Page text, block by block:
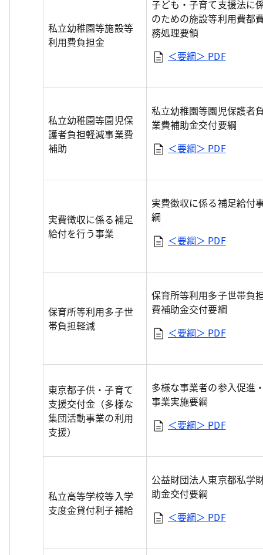
私立幼稚園等施設等
利用費負担金
子ども・子育て支援法に
のための施設等利用費都
務処理要領
＜要綱＞ PDF
私立幼稚園等園児保
護者負担軽減事業費
補助
私立幼稚園等園児保護者
業費補助金交付要綱
＜要綱＞ PDF
実費徴収に係る補足
給付を行う事業
実費徴収に係る補足給付
綱
＜要綱＞ PDF
保育所等利用多子世
帯負担軽減
保育所等利用多子世帯負
費補助金交付要綱
＜要綱＞ PDF
東京都子供・子育て
支援交付金（多様な
集団活動事業の利用
支援）
多様な事業者の参入促進
事業実施要綱
＜要綱＞ PDF
私立高等学校等入学
支度金貸付利子補給
公益財団法人東京都私学
助金交付要綱
＜要綱＞ PDF